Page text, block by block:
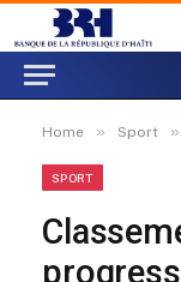
Home » Sport »
SPORT